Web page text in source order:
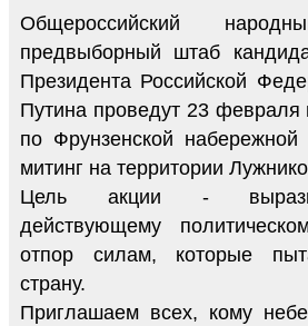
Общероссийский
предвыборный штаб
Президента Российской
Путина проведут 23
по Фрунзенской набережной
митинг на территории
Цель акции -
действующему
отпор силам, которые
страну.
Приглашаем всех, кому